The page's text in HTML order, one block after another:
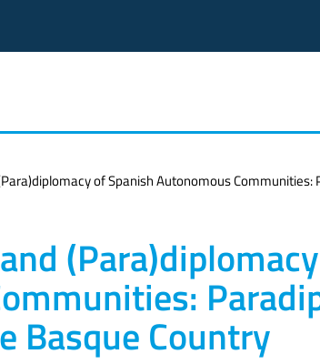
of Spanish Autonomous
Basque Country